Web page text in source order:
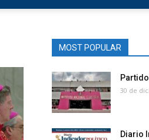
MOST POPULAR
30 de
Diario